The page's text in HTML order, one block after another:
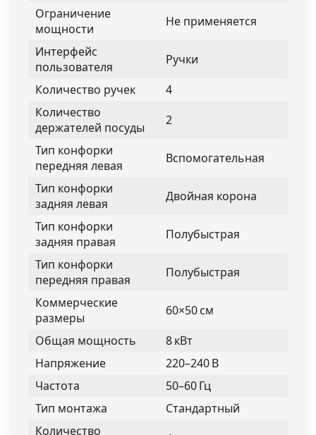
Ограничение
мощности
Не применяется
Интерфейс
пользователя
Ручки
Количество ручек
4
Количество
держателей посуды
2
Тип конфорки
передняя левая
Вспомогательная
Тип конфорки
задняя левая
Двойная корона
Тип конфорки
задняя правая
Полубыстрая
Тип конфорки
передняя правая
Полубыстрая
Коммерческие
размеры
60×50 см
Общая мощность
8 кВт
Напряжение
220–240 В
Частота
50–60 Гц
Тип монтажа
Стандартный
Количество